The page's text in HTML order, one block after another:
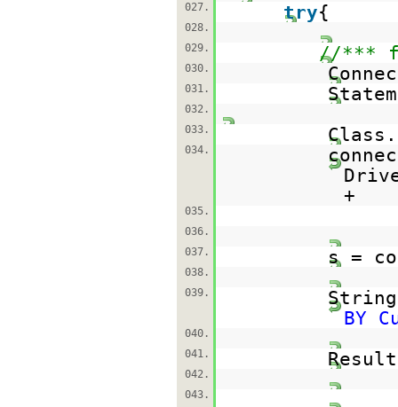
027.
try{
028.
029.
//***
030.
031.
032.
033.
034.
+
035.
036.
037.
s =
038.
039.
BY
040.
041.
042.
043.